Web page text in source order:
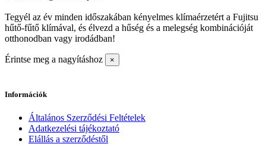
Tegyél az év minden időszakában kényelmes klímaérzetért a Fujitsu
hűtő-fűtő klímával, és élvezd a hűség és a melegség kombinációját
otthonodban vagy irodádban!
Érintse meg a nagyításhoz ×
Információk
Általános Szerződési Feltételek
Adatkezelési tájékoztató
Elállás a szerződéstől